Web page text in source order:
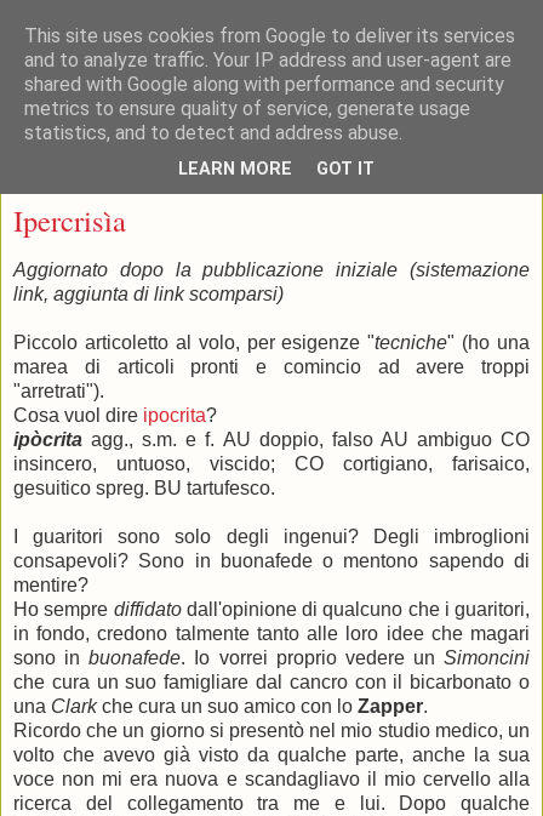
Ipercrisìa
Aggiornato dopo la pubblicazione iniziale (sistemazione
link, aggiunta di link scomparsi)
Piccolo articoletto al volo, per esigenze "tecniche" (ho una
marea di articoli pronti e comincio ad avere troppi
"arretrati").
Cosa vuol dire ipocrita?
ipòcrita agg., s.m. e f. AU doppio, falso AU ambiguoCO
insincero, untuoso, viscido; CO cortigiano, farisaico,
gesuitico spreg. BU tartufesco.
I guaritori sono solo degli ingenui? Degli imbroglioni
consapevoli? Sono in buonafede o mentono sapendo di
mentire?
Ho sempre diffidatodall'opinione di qualcuno che i guaritori,
in fondo, credono talmente tanto alle loro idee che magari
sono inbuonafede. Io vorrei proprio vedere un Simoncini
che cura un suo famigliare dal cancro con il bicarbonato o
una Clarkche cura un suo amico con lo Zapper.
Ricordo che un giorno si presentò nel mio studio medico, un
volto che avevo già visto da qualche parte, anche la sua
voce non mi era nuova e scandagliavo il mio cervello alla
ricerca del collegamento tra me e lui. Dopo qualche
This site uses cookies from Google to deliver its services
and to analyze traffic. Your IP address and user-agent are
shared with Google along with performance and security
metrics to ensure quality of service, generate usage
statistics, and to detect and address abuse.
LEARN MORE GOT IT